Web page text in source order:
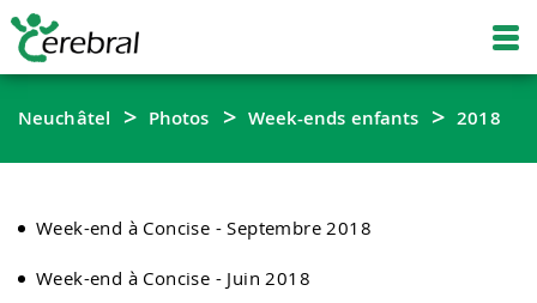
Neuchâtel Photos Week-ends enfants 2018
Week-end à Concise - Septembre 2018
Week-end à Concise - Juin 2018